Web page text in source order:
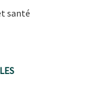
santé